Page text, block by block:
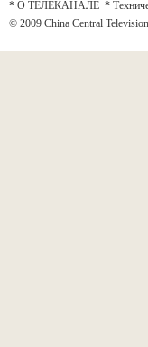
* О ТЕЛЕКАНАЛЕ *
© 2009 China Central